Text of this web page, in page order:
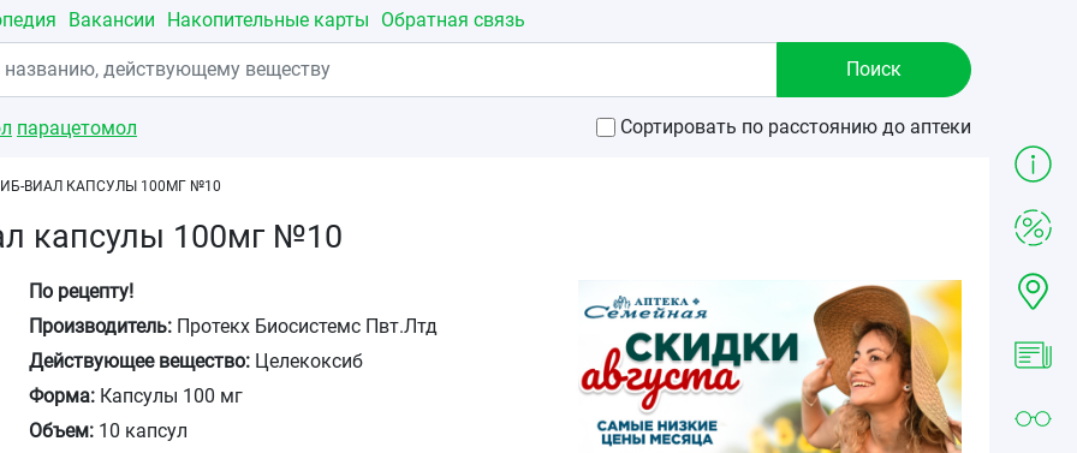
Вакансии Накопительные карты Обратная связь
парацетомол Сортировать по расстоянию до аптеки
ВИАЛ КАПСУЛЫ 100МГ №10
капсулы 100мг №10
По рецепту!
Производитель: Протекх Биосистемс Пвт.Лтд
Действующее вещество: Целекоксиб
Форма: Капсулы 100 мг
Объем: 10 капсул